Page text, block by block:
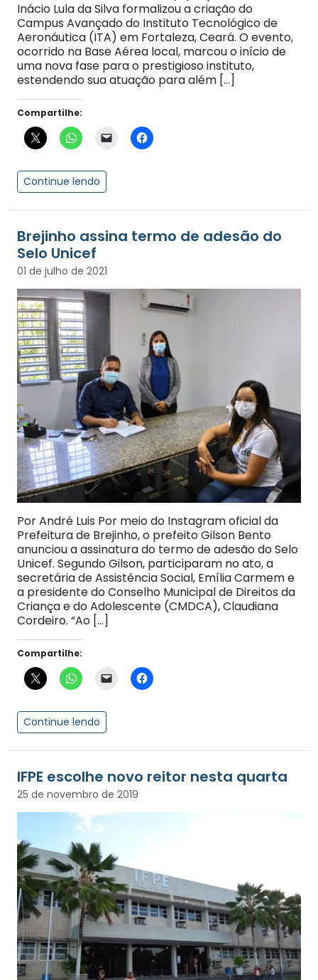
Inácio Lula da Silva formalizou a criação do
Campus Avançado do Instituto Tecnológico de
Aeronáutica (ITA) em Fortaleza, Ceará. O evento,
ocorrido na Base Aérea local, marcou o início de
uma nova fase para o prestigioso instituto,
estendendo sua atuação para além […]
Compartilhe:
Continue lendo
Brejinho assina termo de adesão do
Selo Unicef
01 de julho de 2021
Por André Luis Por meio do Instagram oficial da
Prefeitura de Brejinho, o prefeito Gilson Bento
anunciou a assinatura do termo de adesão do Selo
Unicef. Segundo Gilson, participaram no ato, a
secretária de Assistência Social, Emília Carmem e
a presidente do Conselho Municipal de Direitos da
Criança e do Adolescente (CMDCA), Claudiana
Cordeiro. “Ao […]
Compartilhe:
Continue lendo
IFPE escolhe novo reitor nesta quarta
25 de novembro de 2019